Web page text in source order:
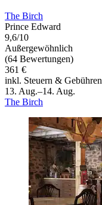
The Birch
Prince Edward
9,6/10
Außergewöhnlich
(64 Bewertungen)
361 €
inkl. Steuern & Gebühren
13. Aug.–14. Aug.
The Birch